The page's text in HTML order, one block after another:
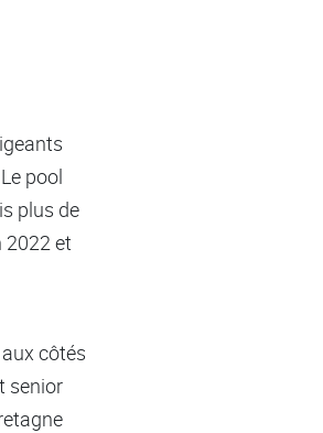
pool
plus de
2022 et
côtés
senior